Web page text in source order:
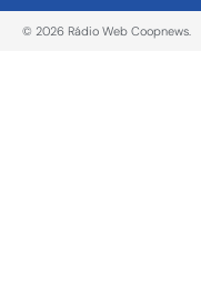
© 2026 Rádio Web Coopnews.